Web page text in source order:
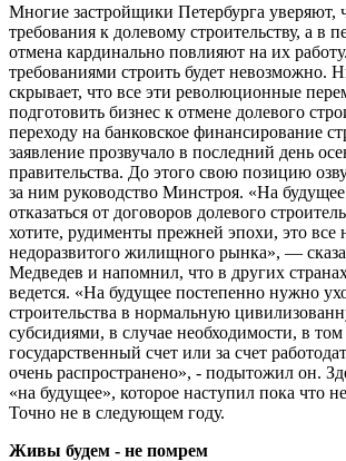
Многие застройщики Петербурга уверяют,
требования к долевому строительству, а в
отмена кардинально повлияют на их
требованиями строить будет невозможно.
скрывает, что все эти революционные
подготовить бизнес к отмене долевого
переходу на банковское финансирование
заявление прозвучало в последний день
правительства. До этого свою позицию
за ним руководство Минстроя. «На
отказаться от договоров долевого
хотите, рудименты прежней эпохи, это все
недоразвитого жилищного рынка», —
Медведев и напомнил, что в других
ведется. «На будущее постепенно нужно
строительства в нормальную
субсидиями, в случае необходимости, в том
государственный счет или за счет
очень распространено», - подытожил он.
«на будущее», которое наступил пока что
Точно не в следующем году.
Живы будем - не помрем